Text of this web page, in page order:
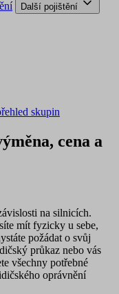
Další pojištění
skupin
cena a
na silnicích.
mít fyzicky u sebe,
požádat o svůj
průkaz nebo vás
všechny potřebné
oprávnění